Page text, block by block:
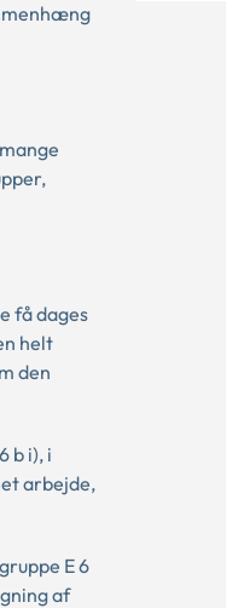
få dages
helt
den
b i), i
arbejde,
E 6
af